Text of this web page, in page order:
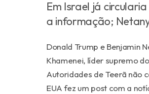
Em Israel já
a informação;
Donald Trump e Benjamin
Khamenei, líder supremo
Autoridades de Teerã não
EUA fez um post com a